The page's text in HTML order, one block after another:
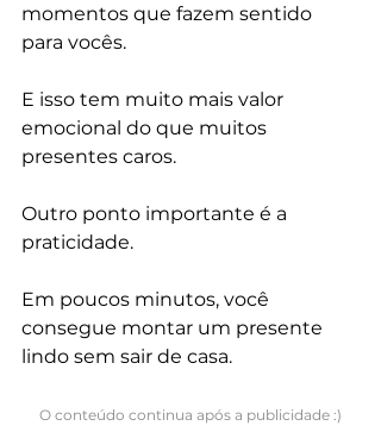
momentos que fazem sentido
para vocês.
E isso tem muito mais valor
emocional do que muitos
presentes caros.
Outro ponto importante é a
praticidade.
Em poucos minutos, você
consegue montar um presente
lindo sem sair de casa.
O conteúdo continua após a publicidade :)